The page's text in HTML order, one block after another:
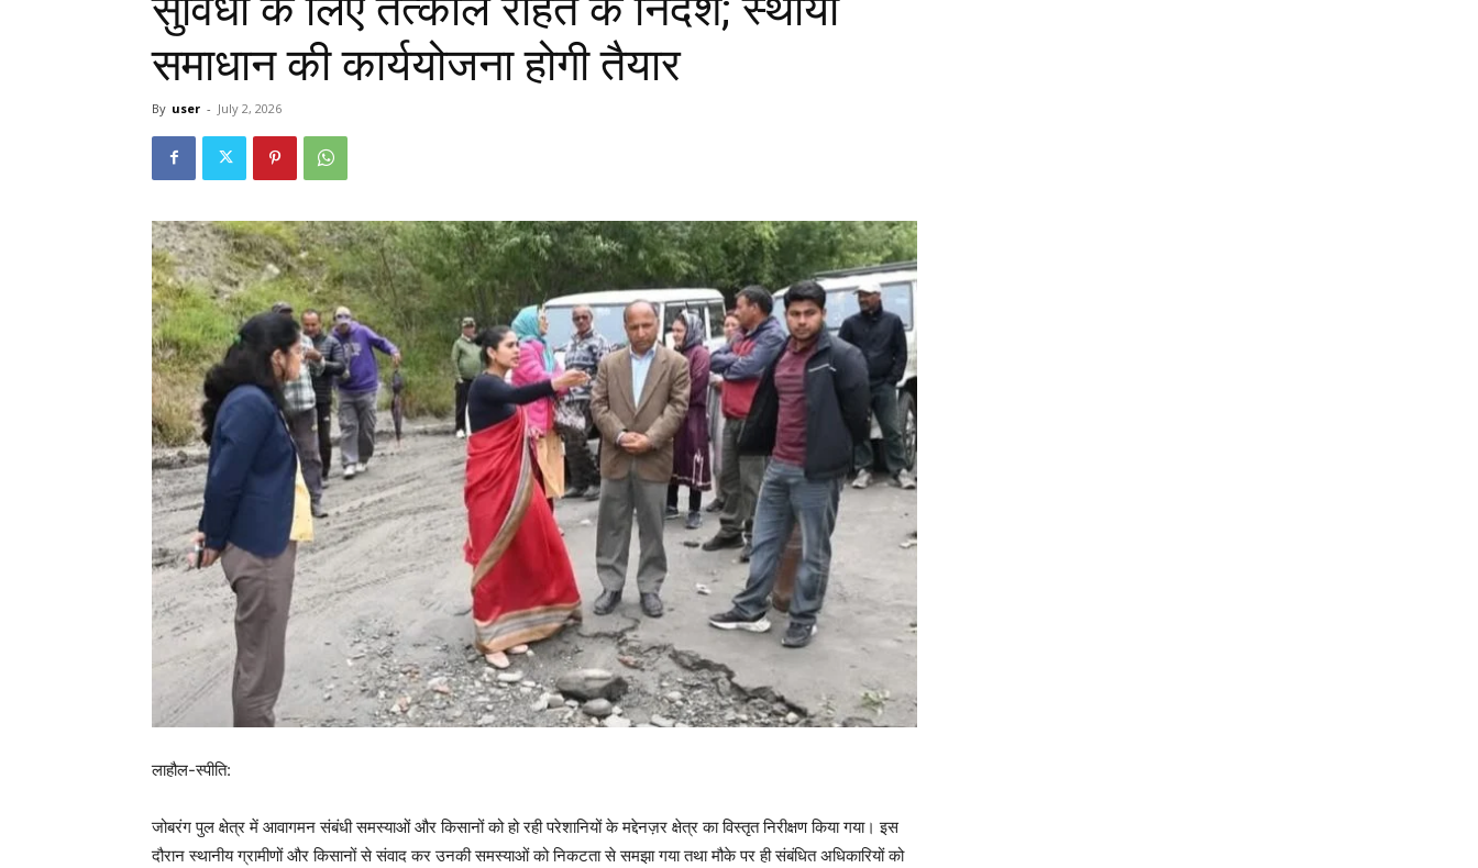
समाधान की कार्ययोजना होगी तैयार
By user - July 2, 2026
लाहौल-स्पीति:
जोबरंग पुल क्षेत्र में आवागमन संबंधी समस्याओं और किसानों को हो रही परेशानियों के मद्देनज़र क्षेत्र का विस्तृत निरीक्षण किया गया। इस
दौरान स्थानीय ग्रामीणों और किसानों से संवाद कर उनकी समस्याओं को निकटता से समझा गया तथा मौके पर ही संबंधित अधिकारियों को